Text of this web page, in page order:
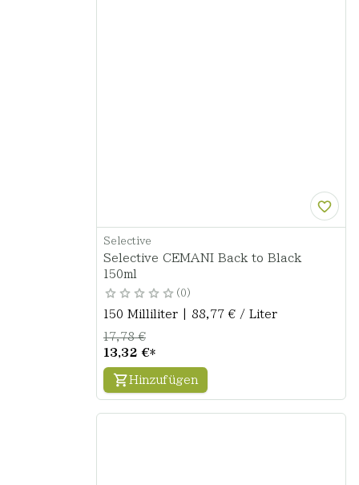
Selective
Selective CEMANI Back to Black
150ml
0
150 Milliliter | 88,77 € / Liter
13,32 €*
17,78 €
Hinzufügen